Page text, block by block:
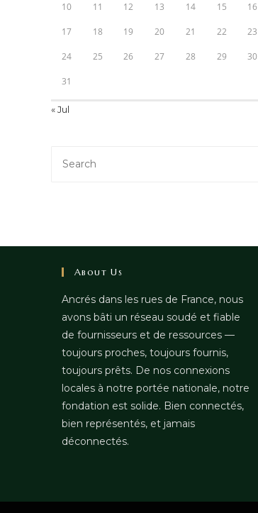
10 11 12 13 14 15 16
17 18 19 20 21 22 23
24 25 26 27 28 29 30
31
« Jul
About Us
Ancrés dans les rues de France, nous
avons bâti un réseau soudé et fiable
de fournisseurs et de ressources —
toujours proches, toujours fournis,
toujours prêts. De nos connexions
locales à notre portée nationale, notre
fondation est solide. Bien connectés,
bien représentés, et jamais
déconnectés.